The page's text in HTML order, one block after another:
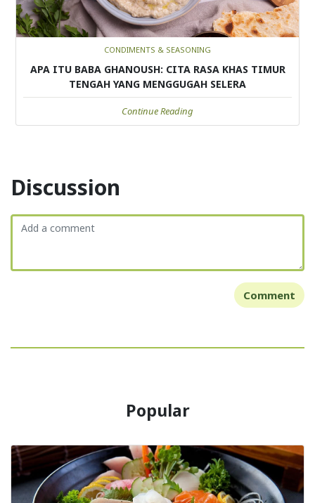
CONDIMENTS & SEASONING
APA ITU BABA GHANOUSH: CITA RASA KHAS TIMUR
TENGAH YANG MENGGUGAH SELERA
Continue Reading
Discussion
Comment
Popular